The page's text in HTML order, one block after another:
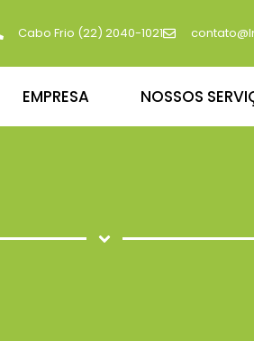
Cabo Frio (22) 2040-1021
EMPRESA NOSSOS